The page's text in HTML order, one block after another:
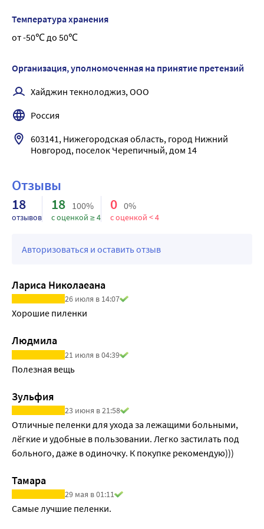
больными, для защиты постельного белья.
ХАРАКТЕРИСТИКИ
контактирующего с кожей):
-впитывающий слой;
-клеевой слой;
-защитный слой.
Впитываемость :
60х90 - 1200 мл
четырехугольного полотна.
Для изготовления пеленок используются следующие
материалы:
Пеленки Dailee выпускаются с защитным слоем белого
-покровный слой - материал нетканый производства
-впитывающий слой - распушенная целлюлоза
производства «Stora Enso» Швеция;
-защитный слой - пленка полиэтиленовая производства
фирмы «RKW» Германия;
-клеевой слой - клей горячего расплава производства
фирмы «Henkel» Швеция.
Температура хранения
от -50℃ до 50℃
Организация, уполномоченная на принятие претензий
Хайджин текнолоджиз, ООО
Россия
603141, Нижегородская область, город Нижний
Новгород, поселок Черепичный, дом 14
Отзывы
18
отзывов
18 100%
с оценкой ≥ 4
0 0%
с оценкой < 4
Авторизоваться и оставить отзыв
Лариса Николаеана
26 июля в 14:07
Хорошие пиленки
Людмила
21 июля в 04:39
Полезная вещь
Зульфия
23 июня в 21:58
Отличные пеленки для ухода за лежащими больными,
лёгкие и удобные в пользовании. Легко застилать под
больного, даже в одиночку. К покупке рекомендую)))
Тамара
29 мая в 01:11
Самые лучшие пеленки.